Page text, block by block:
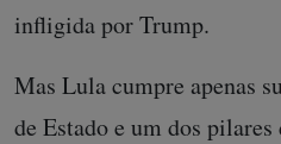
infligida por Trump.
Mas Lula cumpre apenas
de Estado e um dos pilares